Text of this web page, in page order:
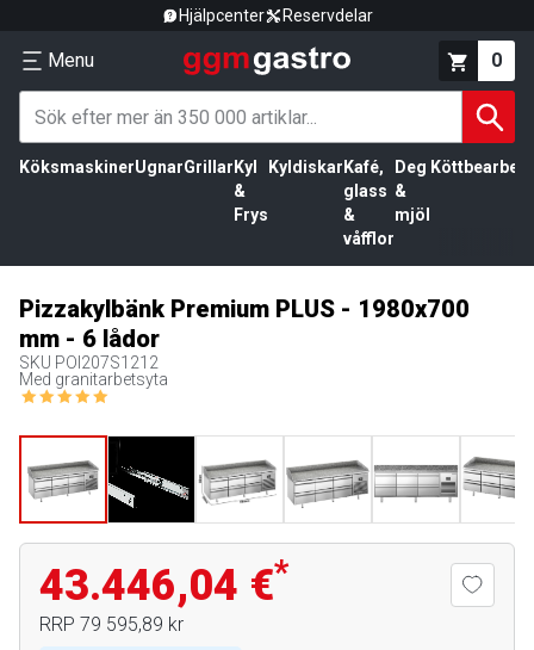
Hjälpcenter Reservdelar
Menu 0
KöksmaskinerUgnarGrillar Kyl
&
Frys
Kyldiskar Kafé,
glass
&
våfflor
Deg
&
mjöl
Pizzakylbänk Premium PLUS - 1980x700
mm - 6 lådor
SKU POI207S1212
Med granitarbetsyta
43.446,04 €*
RRP 79 595,89 kr